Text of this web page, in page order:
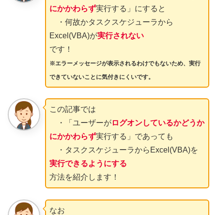
にかかわらず実行する」にすると
・何故かタスクスケジューラから
Excel(VBA)が実行されない
です！
※エラーメッセージが表示されるわけでもないため、実行
できていないことに気付きにくいです。
この記事では
・「ユーザーがログオンしているかどうか
にかかわらず実行する」であっても
・タスクスケジューラからExcel(VBA)を
実行できるようにする
方法を紹介します！
なお